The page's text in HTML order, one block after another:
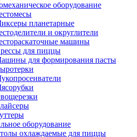
оборудование
планетарные
и округлители
машины
для пиццы
для формирования пасты
оборудование
охлаждаемые для пиццы